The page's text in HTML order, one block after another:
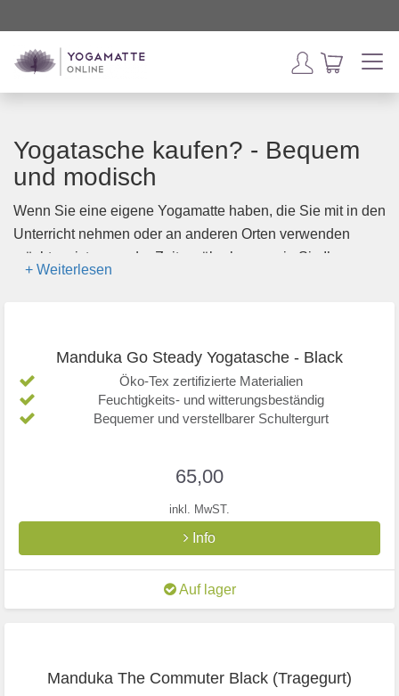
Yogatasche kaufen? - Bequem
und modisch
Wenn Sie eine eigene Yogamatte haben, die Sie mit in den
Unterricht nehmen oder an anderen Orten verwenden
möchten, ist es an der Zeit zu überlegen, wie Sie Ihre
entscheidet sich für eine Yogatasche. Der große Vorteil
einer Yogatasche ist, dass die Tasche auch Platz für z.B.
eine Wasserflasche und sogar ein Yoga-Bolster bietet.
Warten Sie nicht länger und kaufen Sie Ihre Yogatasche in
Manduka Go Steady Yogatasche - Black
Öko-Tex zertifizierte Materialien
Feuchtigkeits- und witterungsbeständig
Bequemer und verstellbarer Schultergurt
65,00
inkl. MwST.
Info
Auf lager
Manduka The Commuter Black (Tragegurt)